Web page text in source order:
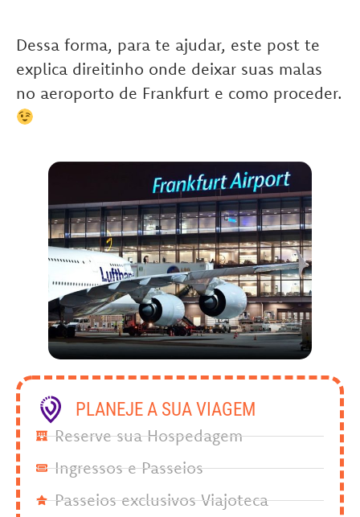
Dessa forma, para te ajudar, este post te
explica direitinho onde deixar suas malas
no aeroporto de Frankfurt e como proceder.
PLANEJE A SUA VIAGEM
Reserve sua Hospedagem
Ingressos e Passeios
Passeios exclusivos Viajoteca